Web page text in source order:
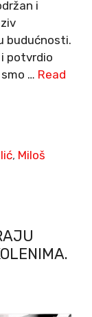
i
budućnosti.
i potvrdio
… Read
, Miloš